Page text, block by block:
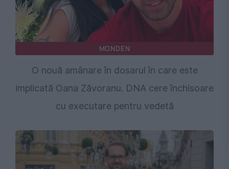
MONDEN
O nouă amânare în dosarul în care este
implicată Oana Zăvoranu. DNA cere închisoare
cu executare pentru vedetă